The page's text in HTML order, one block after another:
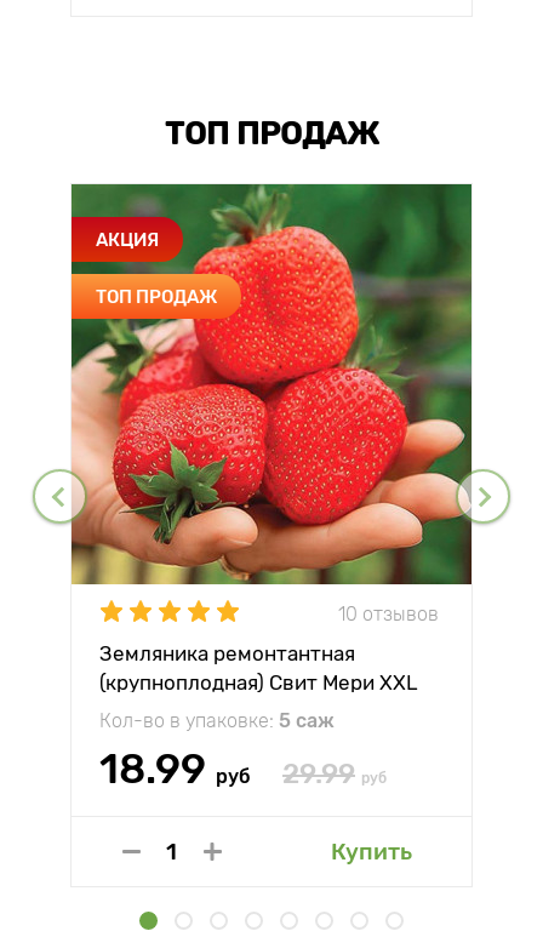
ТОП ПРОДАЖ
АКЦИЯ
ТОП ПРОДАЖ
10 отзывов
Земляника ремонтантная
(крупноплодная) Свит Мери XXL
Кол-во в упаковке: 5 саж
18.99 руб 29.99 руб
Купить